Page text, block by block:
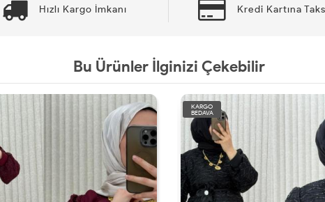
Hızlı Kargo İmkanı Kredi Kartına
Bu Ürünler İlginizi Çekebilir
KARGO
BEDAVA